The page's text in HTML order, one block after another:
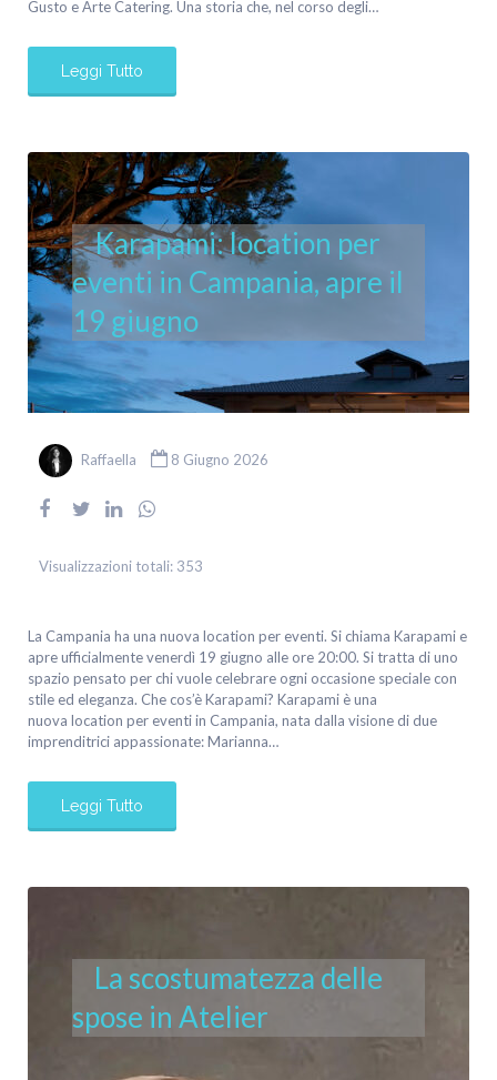
Gusto e Arte Catering. Una storia che, nel corso degli…
Leggi Tutto
Karapami: location per
eventi in Campania, apre il
19 giugno
Raffaella 8 Giugno 2026
Visualizzazioni totali: 353
La Campania ha una nuova location per eventi. Si chiama Karapami e
apre ufficialmente venerdì 19 giugno alle ore 20:00. Si tratta di uno
spazio pensato per chi vuole celebrare ogni occasione speciale con
stile ed eleganza. Che cos’è Karapami? Karapami è una
nuova location per eventi in Campania, nata dalla visione di due
imprenditrici appassionate: Marianna…
Leggi Tutto
La scostumatezza delle
spose in Atelier